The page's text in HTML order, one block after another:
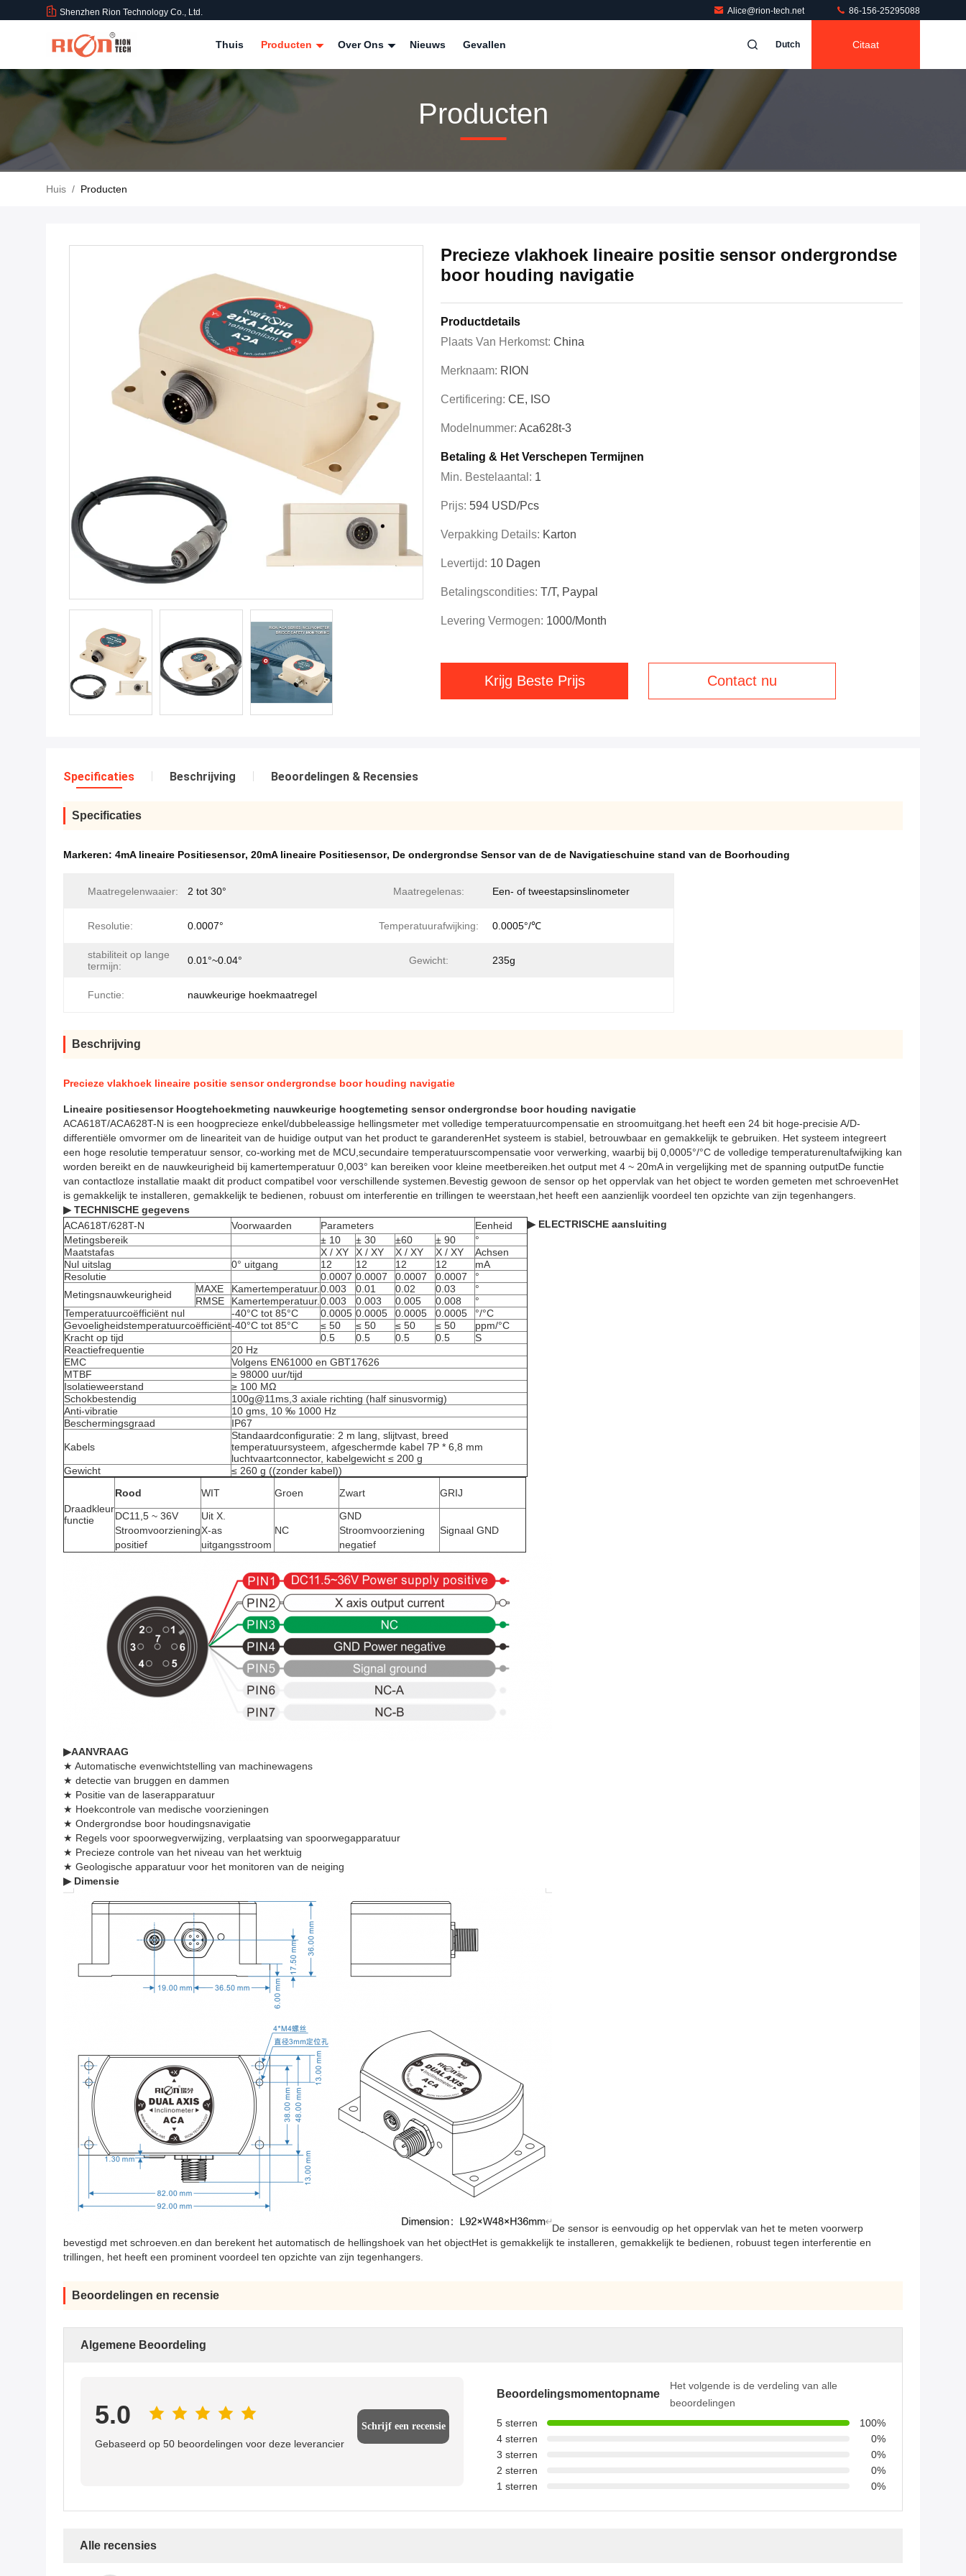
Shenzhen Rion Technology Co., Ltd. Alice@rion-tech.net 86-156-25295088
Thuis Producten Over Ons Nieuws Gevallen Dutch Citaat
Producten
Huis / Producten
Precieze vlakhoek lineaire positie sensor ondergrondse
boor houding navigatie
Productdetails
Plaats Van Herkomst: China
Merknaam: RION
Certificering: CE, ISO
Modelnummer: Aca628t-3
Betaling & Het Verschepen Termijnen
Min. Bestelaantal: 1
Prijs: 594 USD/pcs
Verpakking Details: Karton
Levertijd: 10 Dagen
Betalingscondities: T/T, Paypal
Levering Vermogen: 1000/month
Krijg Beste Prijs Contact nu
Specificaties Beschrijving Beoordelingen & Recensies
Specificaties
Markeren: 4mA lineaire Positiesensor, 20mA lineaire Positiesensor, De ondergrondse Sensor van de de Navigatieschuine stand van de Boorhouding
Maatregelenwaaier: 2 tot 30° Maatregelenas: Een- of tweestapsinslinometer
Resolutie: 0.0007° Temperatuurafwijking: 0.0005°/℃
stabiliteit op lange
termijn:
0.01°~0.04° Gewicht: 235g
Functie: nauwkeurige hoekmaatregel
Beschrijving
Precieze vlakhoek lineaire positie sensor ondergrondse boor houding navigatie
Lineaire positiesensor Hoogtehoekmeting nauwkeurige hoogtemeting sensor ondergrondse boor houding navigatie
ACA618T/ACA628T-N is een hoogprecieze enkel/dubbeleassige hellingsmeter met volledige temperatuurcompensatie en stroomuitgang.het heeft een 24 bit hoge-precisie A/D-
differentiële omvormer om de lineariteit van de huidige output van het product te garanderenHet systeem is stabiel, betrouwbaar en gemakkelijk te gebruiken. Het systeem integreert
een hoge resolutie temperatuur sensor, co-working met de MCU,secundaire temperatuurscompensatie voor verwerking, waarbij bij 0,0005°/°C de volledige temperaturenultafwijking kan
worden bereikt en de nauwkeurigheid bij kamertemperatuur 0,003° kan bereiken voor kleine meetbereiken.het output met 4 ~ 20mA in vergelijking met de spanning outputDe functie
van contactloze installatie maakt dit product compatibel voor verschillende systemen.Bevestig gewoon de sensor op het oppervlak van het object te worden gemeten met schroevenHet
is gemakkelijk te installeren, gemakkelijk te bedienen, robuust om interferentie en trillingen te weerstaan,het heeft een aanzienlijk voordeel ten opzichte van zijn tegenhangers.
▶ TECHNISCHE gegevens
ACA618T/628T-N
Voorwaarden Parameters
Eenheid
Metingsbereik
± 10 ± 30 ±60 ± 90
°
Maatstafas
X / XY X / XY X / XY X / XY
Achsen
Nul uitslag
0° uitgang 12 12 12 12
mA
Resolutie
0.0007 0.0007 0.0007 0.0007
°
Metingsnauwkeurigheid
MAXE Kamertemperatuur. 0.003 0.01 0.02 0.03
°
RMSE
Kamertemperatuur. 0.003 0.003 0.005 0.008
°
Temperatuurcoëfficiënt nul
-40°C tot 85°C 0.0005 0.0005 0.0005 0.0005
°/°C
Gevoeligheidstemperatuurcoëfficiënt-40°C tot 85°C ≤ 50 ≤ 50 ≤ 50 ≤ 50
ppm/°C
Kracht op tijd
0.5 0.5 0.5 0.5
S
Reactiefrequentie
20 Hz
EMC
Volgens EN61000 en GBT17626
MTBF
≥ 98000 uur/tijd
Isolatieweerstand
≥ 100 MΩ
Schokbestendig
100g@11ms,3 axiale richting (half sinusvormig)
Anti-vibratie
10 gms, 10 ‰ 1000 Hz
Beschermingsgraad
IP67
Kabels
Standaardconfiguratie: 2 m lang, slijtvast, breed
temperatuursysteem, afgeschermde kabel 7P * 6,8 mm
luchtvaartconnector, kabelgewicht ≤ 200 g
Gewicht
≤ 260 g ((zonder kabel))
▶ ELECTRISCHE aansluiting
Draadkleur
functie
Rood WIT Groen Zwart
GRIJ
DC11,5 ~ 36V
Stroomvoorziening
positief
Uit X.
X-as
uitgangsstroom
NC
GND
Stroomvoorziening
negatief
Signaal GND
▶AANVRAAG
★ Automatische evenwichtstelling van machinewagens
★ detectie van bruggen en dammen
★ Positie van de laserapparatuur
★ Hoekcontrole van medische voorzieningen
★ Ondergrondse boor houdingsnavigatie
★ Regels voor spoorwegverwijzing, verplaatsing van spoorwegapparatuur
★ Precieze controle van het niveau van het werktuig
★ Geologische apparatuur voor het monitoren van de neiging
▶ Dimensie
De sensor is eenvoudig op het oppervlak van het te meten voorwerp
bevestigd met schroeven.en dan berekent het automatisch de hellingshoek van het objectHet is gemakkelijk te installeren, gemakkelijk te bedienen, robuust tegen interferentie en
trillingen, het heeft een prominent voordeel ten opzichte van zijn tegenhangers.
Beoordelingen en recensie
Algemene Beoordeling
5.0
Gebaseerd op 50 beoordelingen voor deze leverancier
Schrijf een recensie
Beoordelingsmomentopname
Het volgende is de verdeling van alle
beoordelingen
5 sterren
100%
4 sterren
0%
3 sterren
0%
2 sterren
0%
1 sterren
0%
Alle recensies